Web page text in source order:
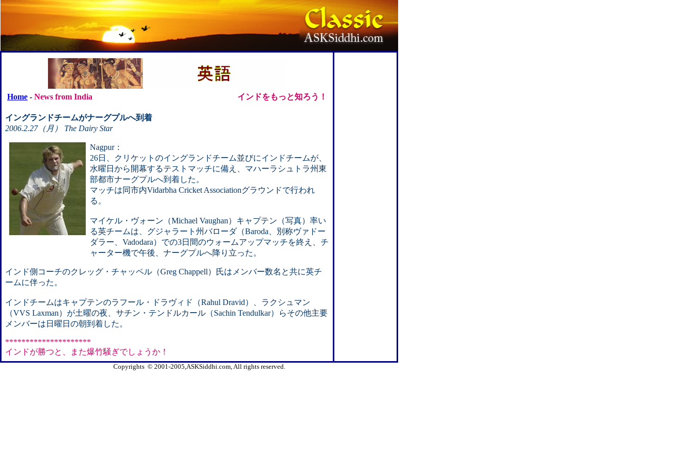
Home - News from India インドをもっと知ろう！
イングランドチームがナーグプルへ到着
2006.2.27（月） The Dairy Star
Nagpur：
26日、クリケットのイングランドチーム並びにインドチームが、
水曜日から開幕するテストマッチに備え、マハーラシュトラ州東
部都市ナーグプルへ到着した。
マッチは同市内Vidarbha Cricket Associationグラウンドで行われ
る。
マイケル・ヴォーン（Michael Vaughan）キャプテン（写真）率い
る英チームは、グジャラート州バローダ（Baroda、別称ヴァドー
ダラー、Vadodara）での3日間のウォームアップマッチを終え、チ
ャーター機で午後、ナーグプルへ降り立った。
インド側コーチのクレッグ・チャッペル（Greg Chappell）氏はメンバー数名と共に英チ
ームに伴った。
インドチームはキャプテンのラフール・ドラヴィド（Rahul Dravid）、ラクシュマン
（VVS Laxman）が土曜の夜、サチン・テンドルカール（Sachin Tendulkar）らその他主要
メンバーは日曜日の朝到着した。
*********************
インドが勝つと、また爆竹騒ぎでしょうか！
Copyrights © 2001-2005,ASKSiddhi.com, All rights reserved.